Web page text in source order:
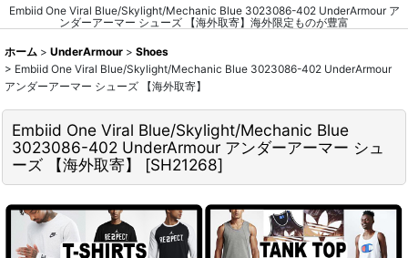
Embiid One Viral Blue/Skylight/Mechanic Blue 3023086-402 UnderArmour ア
ンダーアーマー シューズ 【海外取寄】海外限定ものが豊富
ホーム > UnderArmour > Shoes
> Embiid One Viral Blue/Skylight/Mechanic Blue 3023086-402 UnderArmour
アンダーアーマー シューズ 【海外取寄】
Embiid One Viral Blue/Skylight/Mechanic Blue
3023086-402 UnderArmour アンダーアーマー シュ
ーズ 【海外取寄】
[SH21268]